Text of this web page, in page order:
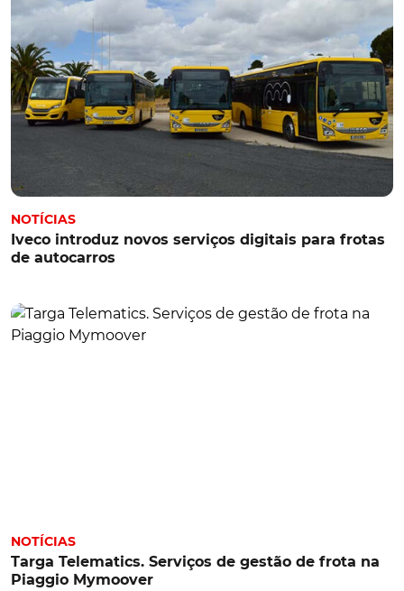
NOTÍCIAS
Iveco introduz novos serviços digitais para frotas
de autocarros
NOTÍCIAS
Targa Telematics. Serviços de gestão de frota na
Piaggio Mymoover